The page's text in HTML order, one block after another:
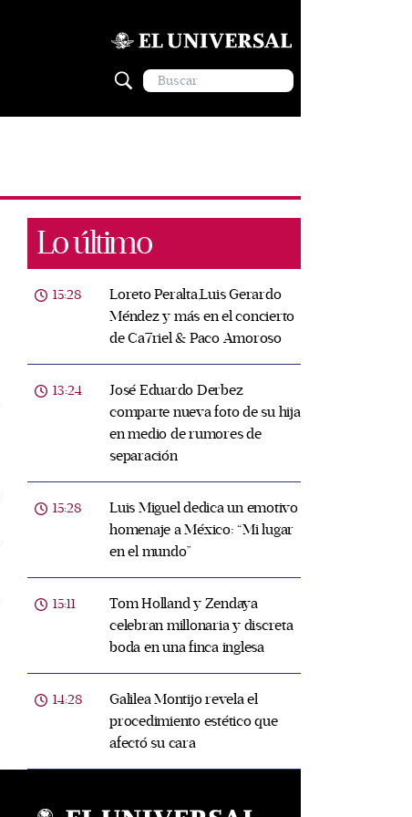
Lo último
15:28
Loreto Peralta,Luis Gerardo
Méndez y más en el concierto
de Ca7riel & Paco Amoroso
13:24
José Eduardo Derbez
comparte nueva foto de su hija
en medio de rumores de
separación
15:28
Luis Miguel dedica un emotivo
homenaje a México: “Mi lugar
en el mundo”
15:11
Tom Holland y Zendaya
celebran millonaria y discreta
boda en una finca inglesa
14:28
Galilea Montijo revela el
procedimiento estético que
afectó su cara